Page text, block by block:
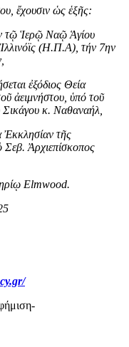
ἔχουσιν ὡς ἑξῆς:
τῷ Ἱερῷ Ναῷ Ἁγίου
(Η.Π.Α), τήν 7ην
ἐξόδιος Θεία
ἀειμνήστου, ὑπό τοῦ
κ. Ναθαναήλ,
τῆς
Ἀρχιεπίσκοπος
Elmwood.